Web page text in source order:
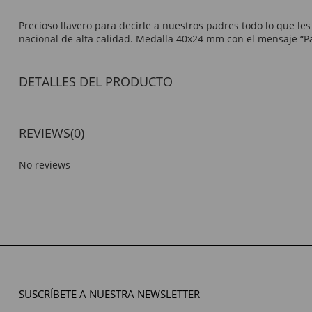
Precioso llavero para decirle a nuestros padres todo lo que
nacional de alta calidad. Medalla 40x24 mm con el mensaje
DETALLES DEL PRODUCTO
REVIEWS(0)
No reviews
SUSCRÍBETE A NUESTRA NEWSLETTER